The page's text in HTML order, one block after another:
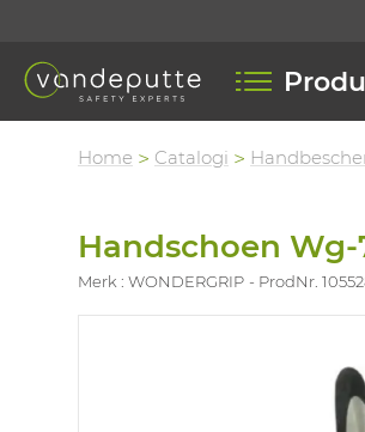
Home Catalogi
Handschoen
Merk : WONDERGRIP ProdNr.